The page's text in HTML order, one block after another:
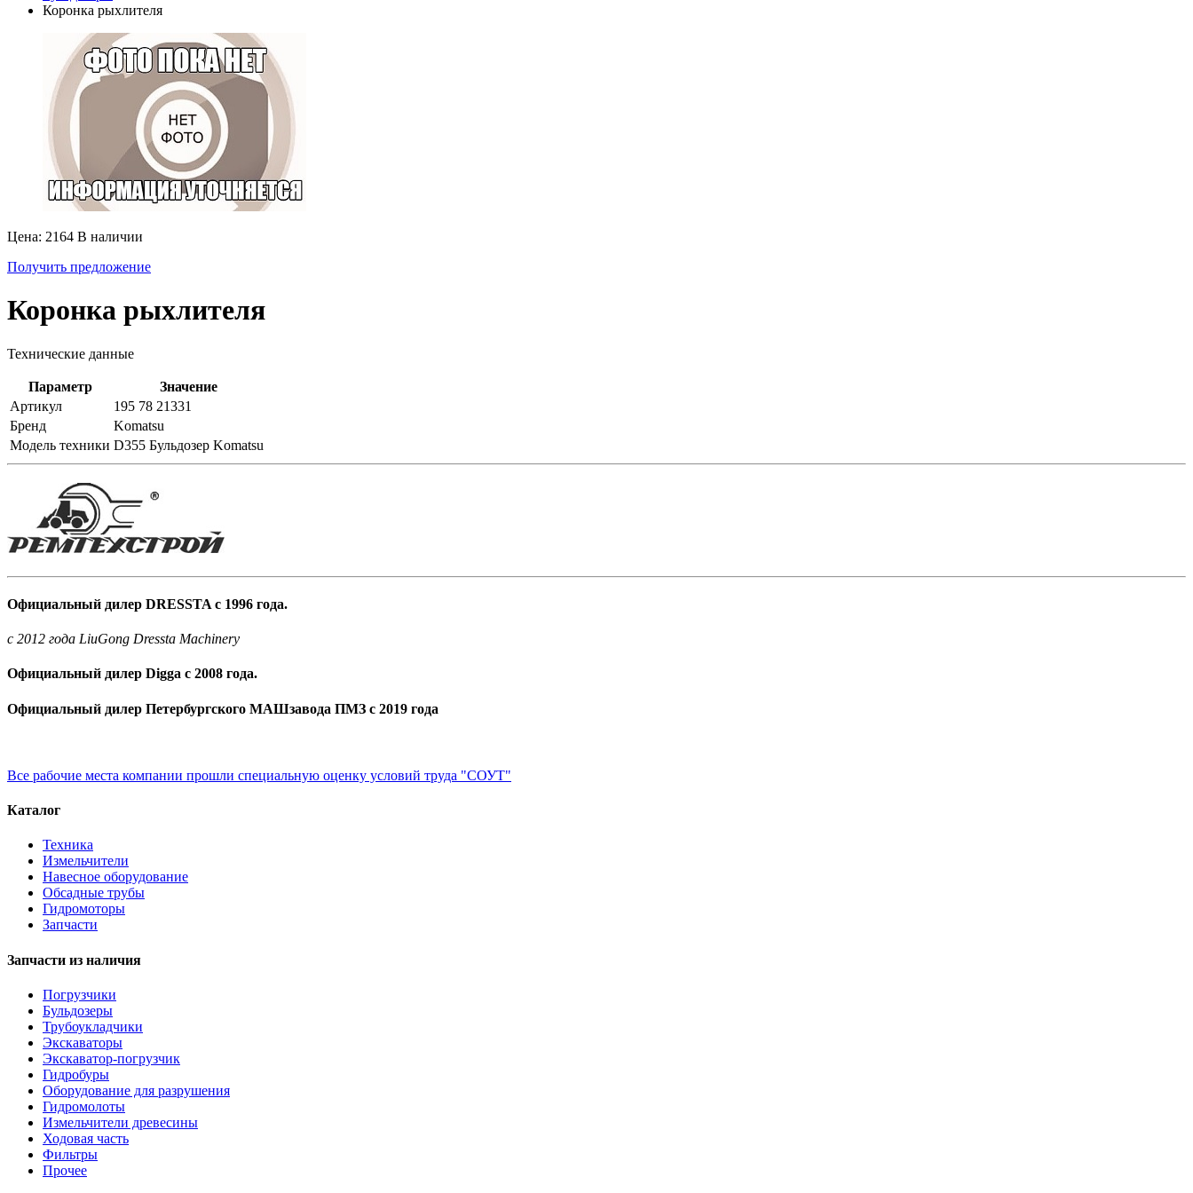
Коронка рыхлителя
Цена: 2164 В наличии
Получить предложение
Коронка рыхлителя
Технические данные
Параметр
Значение
Артикул
195 78 21331
Бренд
Komatsu
Модель техники D355 Бульдозер Komatsu
Официальный дилер DRESSTA с 1996 года.
c 2012 года LiuGong Dressta Machinery
Официальный дилер Digga с 2008 года.
Официальный дилер Петербургского МАШзавода ПМЗ с 2019 года
Все рабочие места компании прошли специальную оценку условий труда "СОУТ"
Каталог
Техника
Измельчители
Навесное оборудование
Обсадные трубы
Гидромоторы
Запчасти
Запчасти из наличия
Погрузчики
Бульдозеры
Трубоукладчики
Экскаваторы
Экскаватор-погрузчик
Гидробуры
Оборудование для разрушения
Гидромолоты
Измельчители древесины
Ходовая часть
Фильтры
Прочее